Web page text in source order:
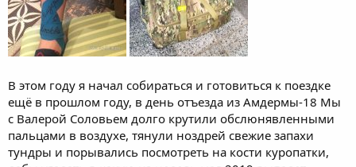
В этом году я начал собираться и готовиться к поездке
ещё в прошлом году, в день отъезда из Амдермы-18 Мы
с Валерой Соловьем долго крутили обслюнявленными
пальцами в воздухе, тянули ноздрей свежие запахи
тундры и порывались посмотреть на кости куропатки,